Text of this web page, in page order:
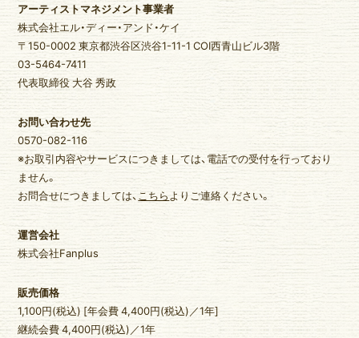
ゆいま～るブログ
ゆいま～るラジオ
かりゆしの部屋
アーティストマネジメント事業者
株式会社エル・ディー・アンド・ケイ
〒150-0002 東京都渋谷区渋谷1-11-1 COI西青山ビル3階
03-5464-7411
代表取締役 大谷 秀政
お問い合わせ先
0570-082-116
※お取引内容やサービスにつきましては、電話での受付を行っており
ません。
お問合せにつきましては、こちらよりご連絡ください。
運営会社
株式会社Fanplus
販売価格
1,100円(税込) [年会費 4,400円(税込)／1年]
継続会費 4,400円(税込)／1年